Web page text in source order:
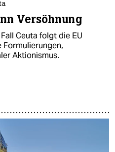
Versöhnung
Ceuta folgt die EU
Formulierungen,
Aktionismus.